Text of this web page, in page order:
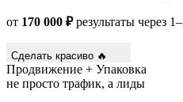
от 170 000 ₽результаты через
Сделать красиво 🔥
Продвижение + Упаковка
не просто трафик, а лиды